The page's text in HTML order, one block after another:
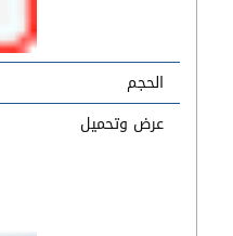
الحجم
عرض وتحميل